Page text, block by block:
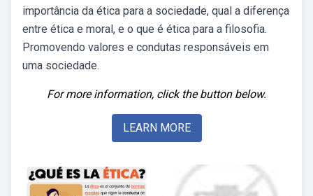
importância da ética para a sociedade, qual a diferença
entre ética e moral, e o que é ética para a filosofia.
Promovendo valores e condutas responsáveis em
uma sociedade.
For more information, click the button below.
LEARN MORE